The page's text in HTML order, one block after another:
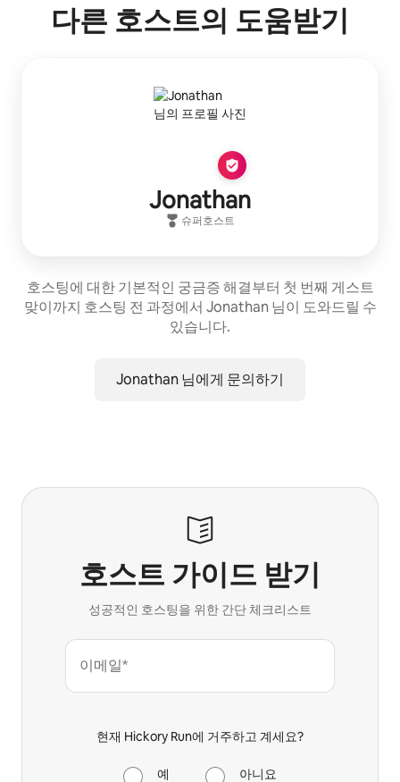
다른 호스트의 도움받기
Jonathan
슈퍼호스트
호스팅에 대한 기본적인 궁금증 해결부터 첫 번째 게스트
맞이까지 호스팅 전 과정에서 Jonathan 님이 도와드릴 수
있습니다.
Jonathan 님에게 문의하기
호스트 가이드 받기
성공적인 호스팅을 위한 간단 체크리스트
이메일*
현재 Hickory Run에 거주하고 계세요?
예 아니요